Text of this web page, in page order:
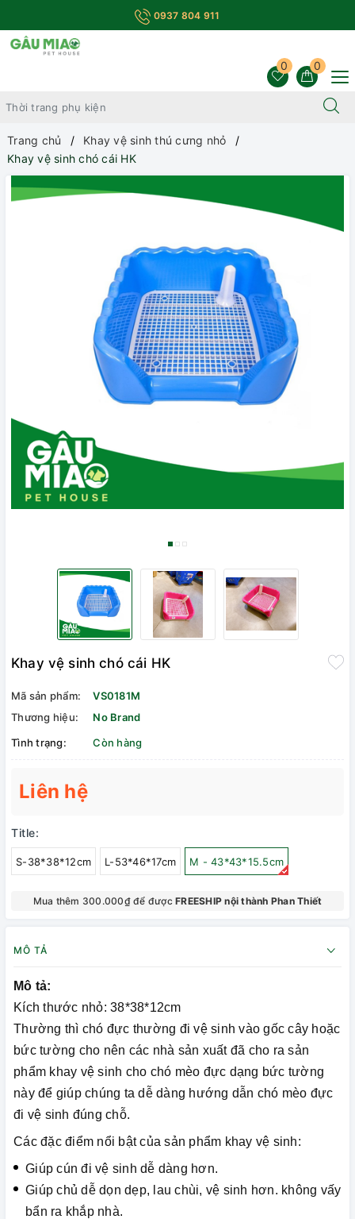
0937 804 911
0
0
Trang chủ
Khay vệ sinh thú cưng nhỏ
Khay vệ sinh chó cái HK
Khay vệ sinh chó cái HK
Mã sản phẩm:
VS0181M
Thương hiệu:
No Brand
Tình trạng:
Còn hàng
Liên hệ
Title:
S-38*38*12cm L-53*46*17cm M - 43*43*15.5cm
Mua thêm 300.000₫ để đượcFREESHIP nội thành Phan Thiết
MÔ TẢ
Mô tả:
Kích thước nhỏ: 38*38*12cm
Thường thì chó đực thường đi vệ sinh vào gốc cây hoặc
bức tường cho nên các nhà sản xuất đã cho ra sản
phẩm khay vệ sinh cho chó mèo đực dạng bức tường
này để giúp chúng ta dễ dàng hướng dẫn chó mèo đực
đi vệ sinh đúng chỗ.
Các đặc điểm nổi bật của sản phẩm khay vệ sinh:
Giúp cún đi vệ sinh dễ dàng hơn.
Giúp chủ dễ dọn dẹp, lau chùi, vệ sinh hơn. không vấy
bẩn ra khắp nhà.